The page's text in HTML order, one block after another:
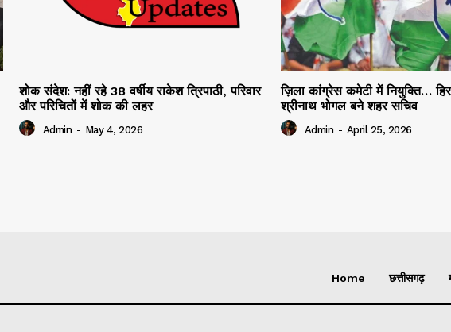
शोक संदेश: नहीं रहे 38 वर्षीय राकेश त्रिपाठी, परिवार
और परिचितों में शोक की लहर
Admin - May 4, 2026
ज़िला कांग्रेस कमेटी में नियुक्ति…
श्रीनाथ भोगल बने शहर सचिव
Admin - April 25, 2026
Home छत्तीसगढ़